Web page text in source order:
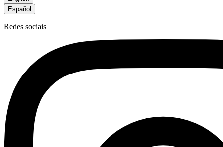
Español
Redes sociais